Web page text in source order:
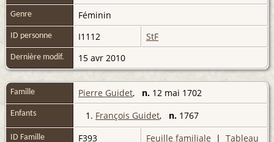
Genre Féminin
ID personne I1112 StF
Dernière modif. 15 avr 2010
Famille Pierre Guidet, n. 12 mai 1702
Enfants 1. François Guidet, n. 1767
ID Famille F393 Feuille familiale | Tableau